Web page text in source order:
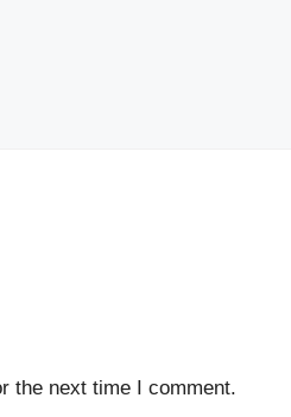
the next time I comment.